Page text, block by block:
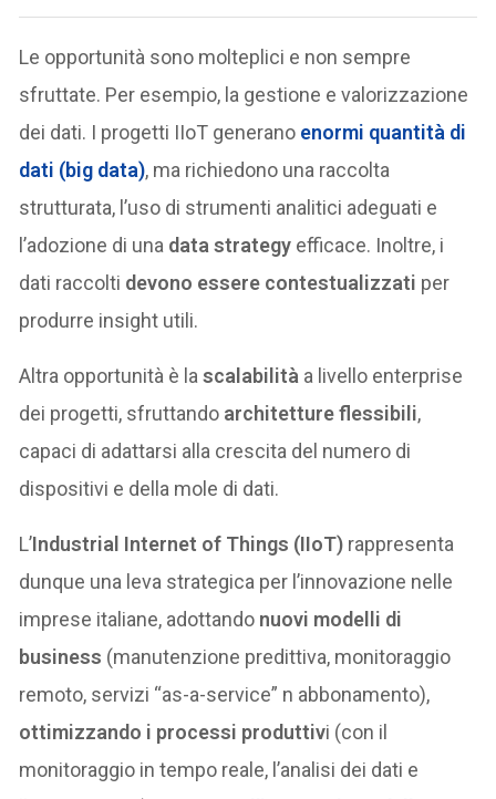
Le opportunità sono molteplici e non sempre
sfruttate. Per esempio, la gestione e valorizzazione
dei dati. I progetti IIoT generano enormi quantità di
dati (big data), ma richiedono una raccolta
strutturata, l’uso di strumenti analitici adeguati e
l’adozione di una data strategy efficace. Inoltre, i
dati raccolti devono essere contestualizzati per
produrre insight utili.
Altra opportunità è lascalabilità a livello enterprise
dei progetti, sfruttando architetture flessibili,
capaci di adattarsi alla crescita del numero di
dispositivi e della mole di dati.
L’Industrial Internet of Things (IIoT) rappresenta
dunque una leva strategica per l’innovazione nelle
imprese italiane, adottando nuovi modelli di
business (manutenzione predittiva, monitoraggio
remoto, servizi “as-a-service” n abbonamento),
ottimizzando i processi produttivi (con il
monitoraggio in tempo reale, l’analisi dei dati e